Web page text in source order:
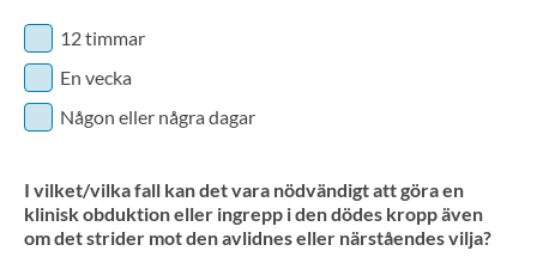
12 timmar
En vecka
Någon eller några dagar
I vilket/vilka fall kan det vara nödvändigt att göra en
klinisk obduktion eller ingrepp i den dödes kropp även
om det strider mot den avlidnes eller närståendes vilja?